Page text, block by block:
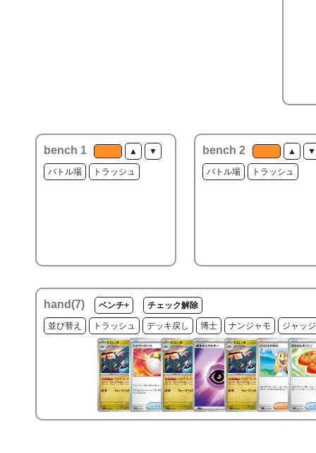
bench 1 ▲ ▼
バトル場 トラッシュ
bench 2 ▲ ▼
バトル場 トラッシュ
hand(7) ベンチ+ チェック解除
並び替え トラッシュ デッキ戻し 博士 ナンジャモ ジャッ